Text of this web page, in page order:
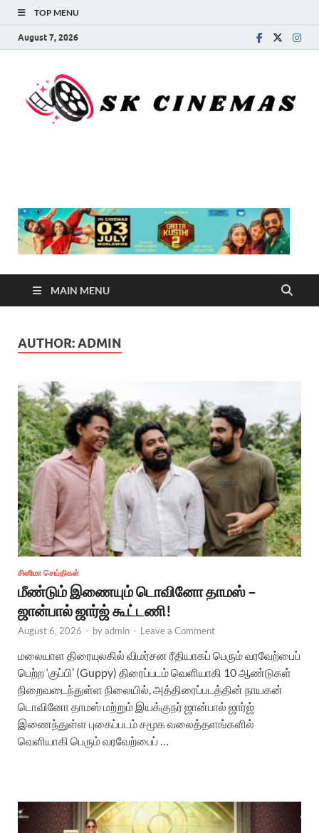
TOP MENU
August 7, 2026
MAIN MENU
AUTHOR:ADMIN
சினிமா செய்திகள்
மீண்டும் இணையும் டொவினோ தாமஸ் –
ஜான்பால் ஜார்ஜ் கூட்டணி!
August 6, 2026 - byadmin - Leave a Comment
மலையாள திரையுலகில் விமர்சன ரீதியாகப் பெரும் வரவேற்பைப்
பெற்ற ‘குப்பி’ (Guppy) திரைப்படம் வெளியாகி 10 ஆண்டுகள்
நிறைவடைந்துள்ள நிலையில், அத்திரைப்படத்தின் நாயகன்
டொவினோ தாமஸ் மற்றும் இயக்குநர் ஜான்பால் ஜார்ஜ்
இணைந்துள்ள புகைப்படம் சமூக வலைத்தளங்களில்
வெளியாகி பெரும் வரவேற்பைப் …